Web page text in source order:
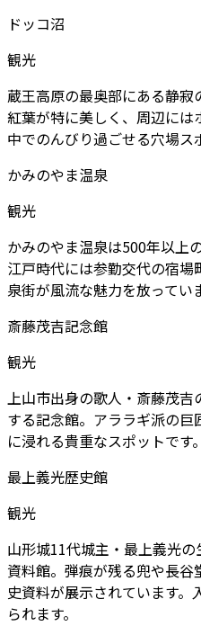
ドッコ沼
観光
蔵王高原の最奥部にある静
紅葉が特に美しく、周辺に
中でのんびり過ごせる穴場ス
かみのやま温泉
観光
かみのやま温泉は500年以上
江戸時代には参勤交代の宿
泉街が風流な魅力を放ってい
斎藤茂吉記念館
観光
上山市出身の歌人・斎藤茂
する記念館。アララギ派の
に浸れる貴重なスポットです。
最上義光歴史館
観光
山形城11代城主・最上義光
資料館。弾痕が残る兜や長
史資料が展示されています
られます。